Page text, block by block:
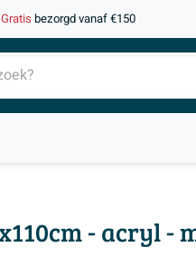
Gratis bezorgd vanaf €150
- acryl -